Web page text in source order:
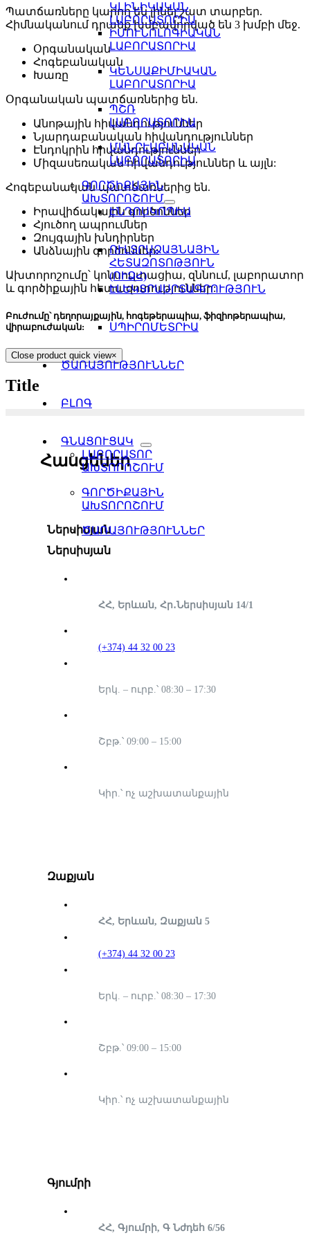
ԿԼԻՆԻԿԱԿԱՆ
ԼԱԲՈՐԱՏՈՐԻԱ
ԻՄՈՒՆՈԼՈԳԻԱԿԱՆ
ԼԱԲՈՐԱՏՈՐԻԱ
ԿԵՆՍԱՔԻՄԻԱԿԱՆ
ԼԱԲՈՐԱՏՈՐԻԱ
ՊՇՌ
ԼԱԲՈՐԱՏՈՐԻԱ
ՄԱՆՐԷԱԲԱՆԱԿԱՆ
ԼԱԲՈՐԱՏՈՐԻԱ
ԳՈՐԾԻՔԱՅԻՆ
ԱԽՏՈՐՈՇՈՒՄ
ԷՆԴՈՍԿՈՊԻԱ
ՈՒԼՏՐԱՁԱՅՆԱՅԻՆ
ՀԵՏԱԶՈՏՈԹՅՈՒՆ
(ՈՒՁՀ)
ԷԼԵԿՏՐԱՍՐՏԱԳՐՈՒԹՅՈՒՆ
ՍՊԻՐՈՄԵՏՐԻԱ
ԾԱՌԱՅՈՒԹՅՈՒՆՆԵՐ
ԲԼՈԳ
ԳՆԱՑՈՒՑԱԿ
ԼԱԲՈՐԱՏՈՐ
ԱԽՏՈՐՈՇՈՒՄ
ԳՈՐԾԻՔԱՅԻՆ
ԱԽՏՈՐՈՇՈՒՄ
ԾԱՌԱՅՈՒԹՅՈՒՆՆԵՐ
Պատճառները կարող են լինել շատ տարբեր.
Հիմնականում դրանք խմբավորված են 3 խմբի մեջ.
Օրգանական
Հոգեբանական
Խառը
Օրգանական պատճառներից են.
Անոթային հիվանդություններ
Նյարդաբանական հիվանդություններ
Էնդոկրին հիվանդություններ
Միզասեռական հիվանդություններ և այլն:
Հոգեբանական պատճառներից են.
Իրավիճակային գործոններ
Հյուծող ապրումներ
Զույգային խնդիրներ
Անձնային գործոններ:
Ախտորոշումը՝ կոնսուլտացիա, զննում, լաբորատոր
և գործիքային հետազոտություններ:
Բուժումը՝ դեղորայքային, հոգեթերապիա, ֆիզիոթերապիա,
վիրաբուժական:
Close product quick view×
Title
Հասցեներ
Ներսիսյան
Ներսիսյան
ՀՀ, Երևան, Հր․Ներսիսյան 14/1
(+374) 44 32 00 23
Երկ. – ուրբ.՝ 08:30 – 17:30
Շբթ.՝ 09:00 – 15:00
Կիր.՝ ոչ աշխատանքային
Զաքյան
ՀՀ, Երևան, Զաքյան 5
(+374) 44 32 00 23
Երկ. – ուրբ.՝ 08:30 – 17:30
Շբթ.՝ 09:00 – 15:00
Կիր.՝ ոչ աշխատանքային
Գյումրի
ՀՀ, Գյումրի, Գ Նժդեհ 6/56